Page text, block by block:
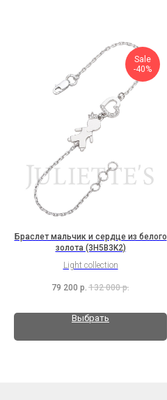
Sale
-40%
Браслет мальчик и сердце из белого
золота (3H5B3K2)
Light collection
79 200 р. 132 000 р.
Выбрать